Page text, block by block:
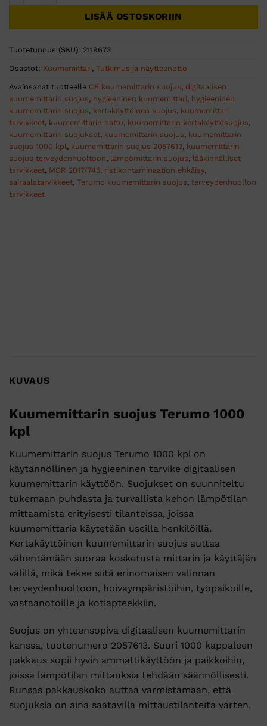
LISÄÄ OSTOSKORIIN
Tuotetunnus (SKU): 2119673
Osastot: Kuumemittari, Tutkimus ja näytteenotto
Avainsanat tuotteelle CE kuumemittarin suojus, digitaalisen
kuumemittarin suojus, hygieeninen kuumemittari, hygieeninen
kuumemittarin suojus, kertakäyttöinen suojus, kuumemittari
tarvikkeet, kuumemittarin hattu, kuumemittarin kertakäyttösuojus,
kuumemittarin suojukset, kuumemittarin suojus, kuumemittarin
suojus 1000 kpl, kuumemittarin suojus 2057613, kuumemittarin
suojus terveydenhuoltoon, lämpömittarin suojus, lääkinnälliset
tarvikkeet, MDR 2017/745, ristikontaminaation ehkäisy,
sairaalatarvikkeet, Terumo kuumemittarin suojus, terveydenhuollon
tarvikkeet
KUVAUS
Kuumemittarin suojus Terumo 1000
kpl
Kuumemittarin suojus Terumo 1000 kpl on
käytännöllinen ja hygieeninen tarvike digitaalisen
kuumemittarin käyttöön. Suojukset on suunniteltu
tukemaan puhdasta ja turvallista kehon lämpötilan
mittaamista erityisesti tilanteissa, joissa
kuumemittaria käytetään useilla henkilöillä.
Kertakäyttöinen kuumemittarin suojus auttaa
vähentämään suoraa kosketusta mittarin ja käyttäjän
välillä, mikä tekee siitä erinomaisen valinnan
terveydenhuoltoon, hoivaympäristöihin, työpaikoille,
vastaanotoille ja kotiapteekkiin.
Suojus on yhteensopiva digitaalisen kuumemittarin
kanssa, tuotenumero 2057613. Suuri 1000 kappaleen
pakkaus sopii hyvin ammattikäyttöön ja paikkoihin,
joissa lämpötilan mittauksia tehdään säännöllisesti.
Runsas pakkauskoko auttaa varmistamaan, että
suojuksia on aina saatavilla mittaustilanteita varten.